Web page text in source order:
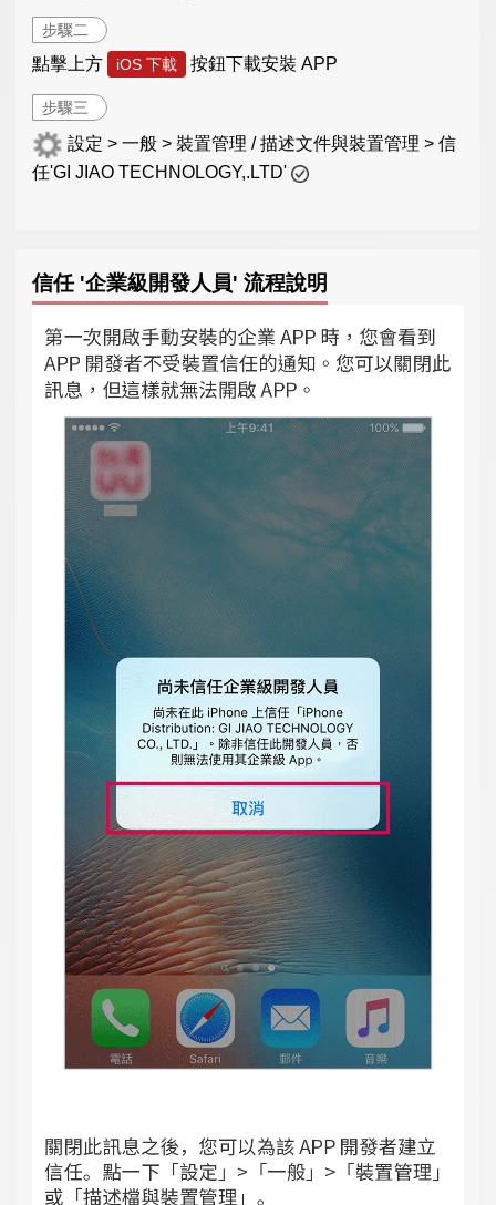
步驟二
點擊上方 iOS 下載 按鈕下載安裝 APP
步驟三
設定 > 一般 > 裝置管理 / 描述文件與裝置管理 > 信
任'GI JIAO TECHNOLOGY,.LTD'
信任 '企業級開發人員' 流程說明